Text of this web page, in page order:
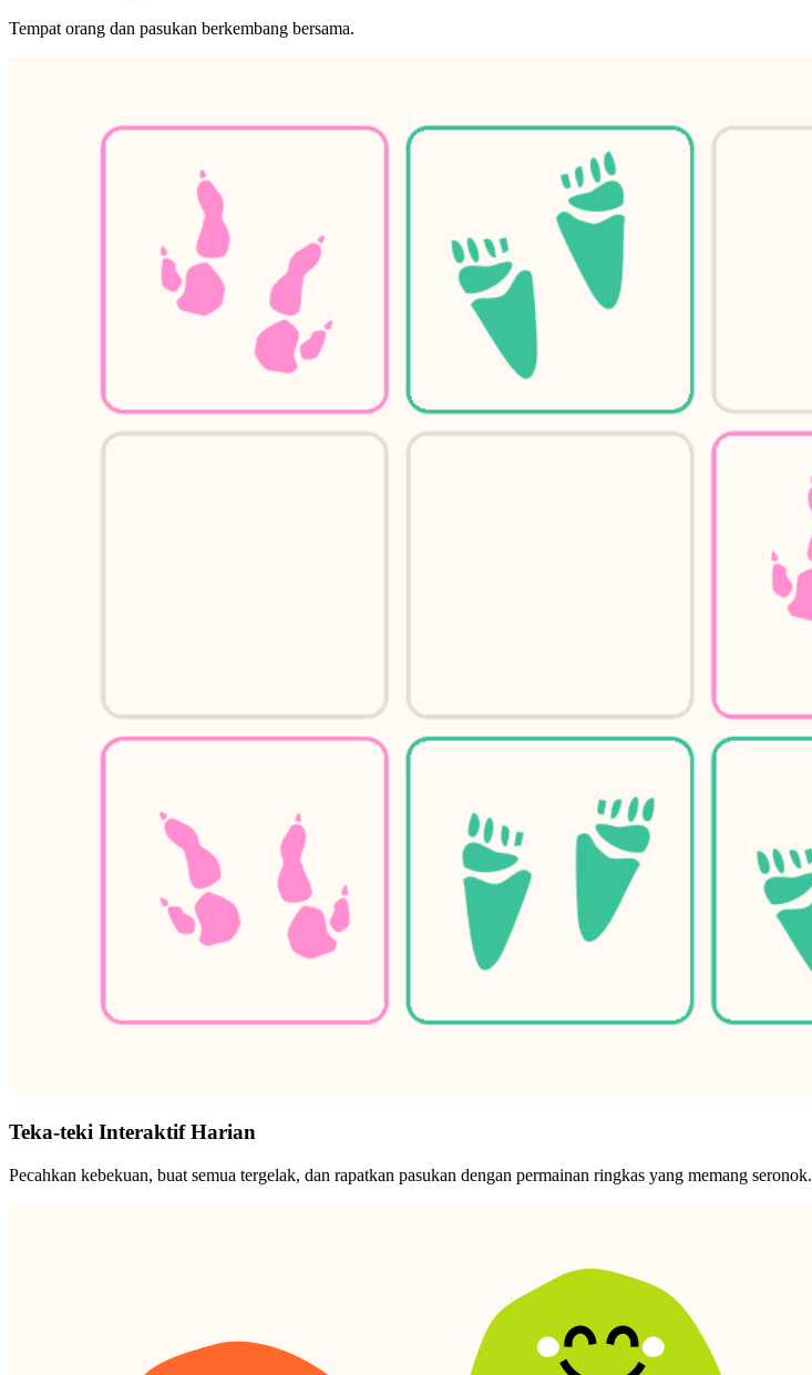
Tempat orang dan pasukan berkembang bersama.
Teka-teki Interaktif Harian
Pecahkan kebekuan, buat semua tergelak, dan rapatkan pasukan dengan permainan ringkas yang memang seronok.